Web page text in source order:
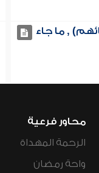
, ما جاء
محاور فرعية
الرحمة المهداة
واحة رمضان